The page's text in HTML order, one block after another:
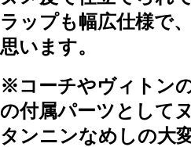
ラップも幅広仕様で
思います。
※コーチやヴィトン
の付属パーツとして
タンニンなめしの大